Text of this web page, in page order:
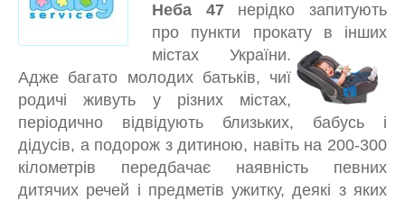
Кишинів Северодонецьк
Кропивницький | Луганськ | Черкаси
Бориспіль Вінниця | Суми | Дніпро |
Одеса | Миколаїв | Запоріжжя | Житомир
Луцьк | Вараш | Бровари | Рівне
КАЧЕЛЬКИ, ЗАКОЛИСУЮЧI ЦЕНТРИ
КРIСЛА-ГОЙДАЛКИ, ШЕЗЛОНГИ
КОКОНИ, ЛIЖЕЧКА
ЛIЖЕЧКА-МАНЕЖI
МАНЕЖІ, ОГОРОЖІ
МОЛОКОВІДСМОКТУВАЧІ
Неба 47нерідко запитують
про пункти прокату в інших
містах України.
Адже багато молодих батьків, чиї
родичі живуть у різних містах,
періодично відвідують близьких, бабусь і
дідусів, а подорож з дитиною, навіть на 200-300
кілометрів передбачає наявність певних
дитячих речей і предметів ужитку, деякі з яких